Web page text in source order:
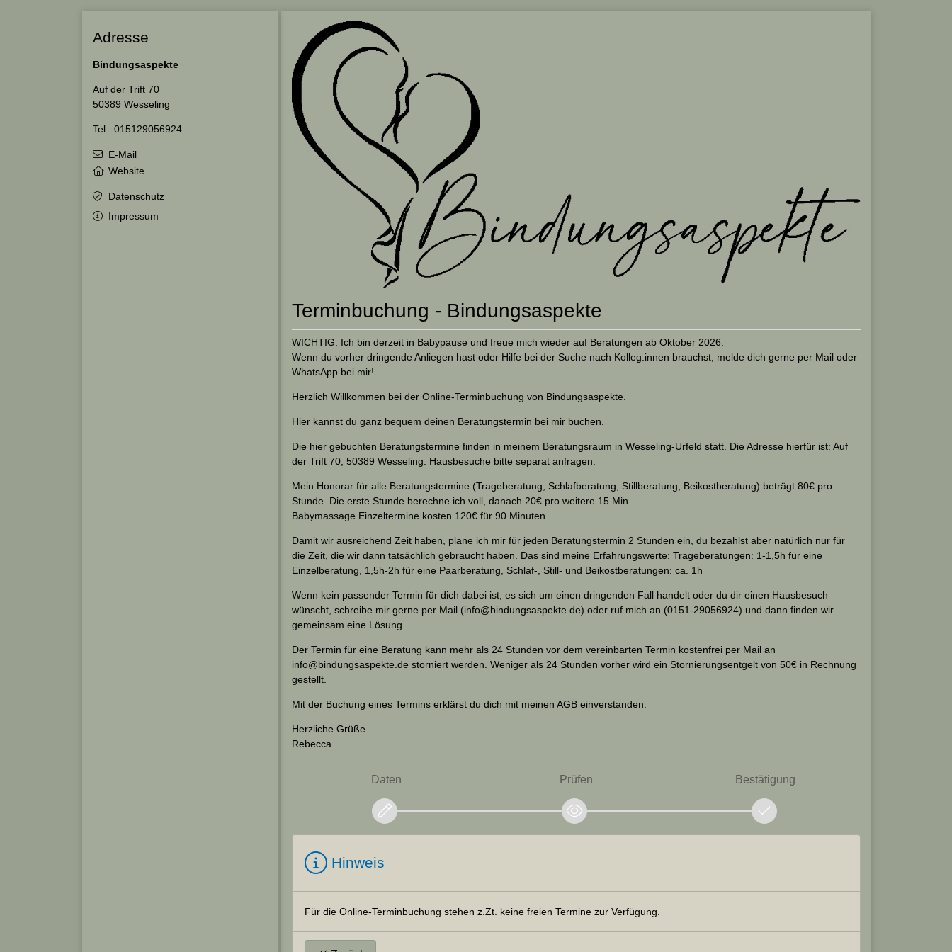
Terminbuchung - Bindungsaspekte
WICHTIG: Ich bin derzeit in Babypause und freue mich wieder auf Beratungen ab Oktober 2026.
Wenn du vorher dringende Anliegen hast oder Hilfe bei der Suche nach Kolleg:innen brauchst, melde dich gerne per Mail oder
WhatsApp bei mir!
Herzlich Willkommen bei der Online-Terminbuchung von Bindungsaspekte.
Hier kannst du ganz bequem deinen Beratungstermin bei mir buchen.
Die hier gebuchten Beratungstermine finden in meinem Beratungsraum in Wesseling-Urfeld statt. Die Adresse hierfür ist: Auf
der Trift 70, 50389 Wesseling. Hausbesuche bitte separat anfragen.
Mein Honorar für alle Beratungstermine (Trageberatung, Schlafberatung, Stillberatung, Beikostberatung) beträgt 80€ pro
Stunde. Die erste Stunde berechne ich voll, danach 20€ pro weitere 15 Min.
Babymassage Einzeltermine kosten 120€ für 90 Minuten.
Damit wir ausreichend Zeit haben, plane ich mir für jeden Beratungstermin 2 Stunden ein, du bezahlst aber natürlich nur für
die Zeit, die wir dann tatsächlich gebraucht haben. Das sind meine Erfahrungswerte: Trageberatungen: 1-1,5h für eine
Einzelberatung, 1,5h-2h für eine Paarberatung, Schlaf-, Still- und Beikostberatungen: ca. 1h
Wenn kein passender Termin für dich dabei ist, es sich um einen dringenden Fall handelt oder du dir einen Hausbesuch
wünscht, schreibe mir gerne per Mail (info@bindungsaspekte.de) oder ruf mich an (0151-29056924) und dann finden wir
gemeinsam eine Lösung.
Der Termin für eine Beratung kann mehr als 24 Stunden vor dem vereinbarten Termin kostenfrei per Mail an
info@bindungsaspekte.de storniert werden. Weniger als 24 Stunden vorher wird ein Stornierungsentgelt von 50€ in Rechnung
gestellt.
Mit der Buchung eines Termins erklärst du dich mit meinen AGBeinverstanden.
Herzliche Grüße
Rebecca
Daten Prüfen Bestätigung
Hinweis
Für die Online-Terminbuchung stehen z.Zt. keine freien Termine zur Verfügung.
Adresse
Bindungsaspekte
Auf der Trift 70
50389 Wesseling
Tel.: 015129056924
E-Mail
Website
Datenschutz
Impressum